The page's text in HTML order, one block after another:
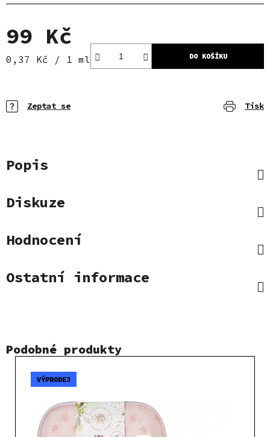
99 Kč
Měrná cena:
0,37 Kč / 1 ml DO KOŠÍKU
Tisk
Zeptat se
Popis
Diskuze
Hodnocení
Ostatní informace
Podobné produkty
VÝPRODEJ